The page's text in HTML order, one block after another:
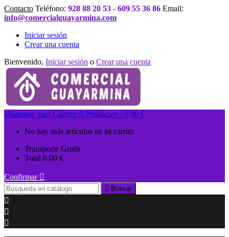
Contacto Teléfono: 928 88 20 53 - 609 55 36 86 Email:
info@comercialguayarmina.com
Iniciar sesión
Crear una cuenta
Bienvenido, Iniciar sesión o Crear una cuenta
shopping_cart Carrito: 0 Productos - 0,00 €
No hay más artículos en su carrito
Transporte Gratis
Total 0,00 €
Confirmar 
 Buscar


